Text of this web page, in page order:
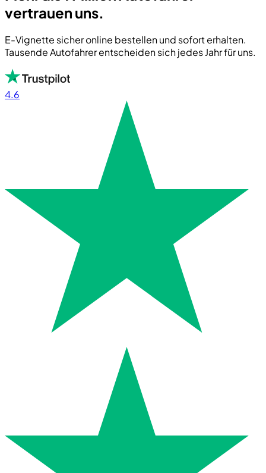
vertrauen uns.
E-Vignette sicher online bestellen und sofort erhalten.
Tausende Autofahrer entscheiden sich jedes Jahr für uns.
4.6